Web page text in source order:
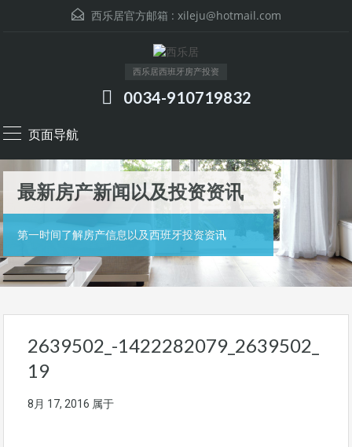
西乐居官方邮箱 : xileju@hotmail.com
西乐居西班牙房产投资
0034-910719832
页面导航
最新房产新闻以及投资资讯
第一时间了解房产信息以及西班牙投资资讯
2639502_-1422282079_2639502_
19
8月 17, 2016 属于